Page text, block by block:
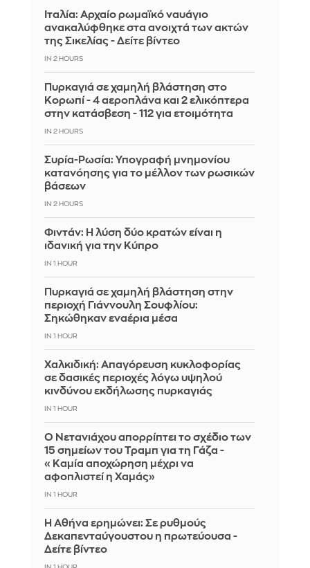
Ιταλία: Αρχαίο ρωμαϊκό ναυάγιο
ανακαλύφθηκε στα ανοιχτά των ακτών
της Σικελίας - Δείτε βίντεο
IN 2 HOURS
Πυρκαγιά σε χαμηλή βλάστηση στο
Κορωπί - 4 αεροπλάνα και 2 ελικόπτερα
στην κατάσβεση - 112 για ετοιμότητα
IN 2 HOURS
Συρία-Ρωσία: Υπογραφή μνημονίου
κατανόησης για το μέλλον των ρωσικών
βάσεων
IN 2 HOURS
Φιντάν: Η λύση δύο κρατών είναι η
ιδανική για την Κύπρο
IN 1 HOUR
Πυρκαγιά σε χαμηλή βλάστηση στην
περιοχή Γιάννουλη Σουφλίου:
Σηκώθηκαν εναέρια μέσα
IN 1 HOUR
Χαλκιδική: Απαγόρευση κυκλοφορίας
σε δασικές περιοχές λόγω υψηλού
κινδύνου εκδήλωσης πυρκαγιάς
IN 1 HOUR
Ο Νετανιάχου απορρίπτει το σχέδιο των
15 σημείων του Τραμπ για τη Γάζα -
«Καμία αποχώρηση μέχρι να
αφοπλιστεί η Χαμάς»
IN 1 HOUR
Η Αθήνα ερημώνει: Σε ρυθμούς
Δεκαπενταύγουστου η πρωτεύουσα -
Δείτε βίντεο